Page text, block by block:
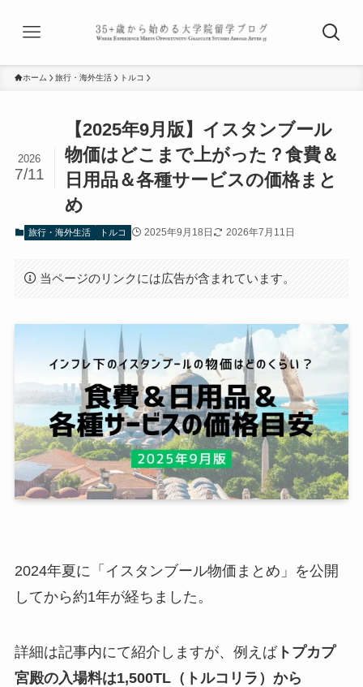
ホーム 旅行・海外生活 トルコ
【2025年9月版】イスタンブール
物価はどこまで上がった？食費＆
日用品＆各種サービスの価格まと
め
2026
7/11
旅行・海外生活 トルコ 2025年9月18日 2026年7月11日
当ページのリンクには広告が含まれています。
2024年夏に「イスタンブール物価まとめ」を公開
してから約1年が経ちました。
詳細は記事内にて紹介しますが、例えばトプカプ
宮殿の入場料は1,500TL（トルコリラ）から